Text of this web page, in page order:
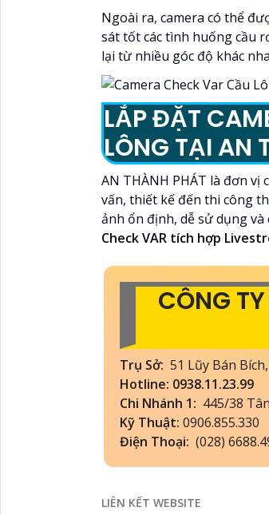
Ngoài ra, camera có thể
sát tốt các tình huống cầu
lại từ nhiều góc độ khác
LẮP ĐẶT
LÔNG TẠI AN
AN THÀNH PHÁT là đơn
vấn, thiết kế đến thi công
ảnh ổn định, dễ sử dụng và
Check VAR tích hợp
CÔNG
Trụ Sở: 51 Lũy Bán
Hotline: 0938.11.23.99
Chi Nhánh 1: 445/38
Kỹ Thuật: 0906.855.330
Điện Thoại: (028)
LIÊN KẾT WEBSITE